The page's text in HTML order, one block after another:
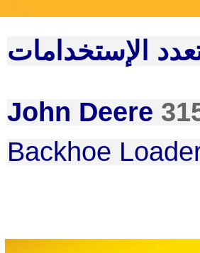
الإستخدامات
John Deere
Backhoe